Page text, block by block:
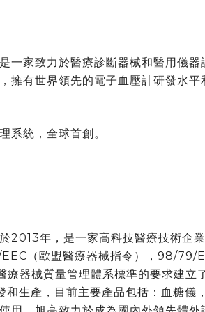
一家致力於醫療診斷器械和醫用儀器
擁有世界領先的電子血壓計研發水平
系統，全球首創。
2013年，是一家高科技醫療技術企
（歐盟醫療器械指令），98/79/
器械質量管理體系標準的要求建立
生產，目前主要產品包括：血糖儀